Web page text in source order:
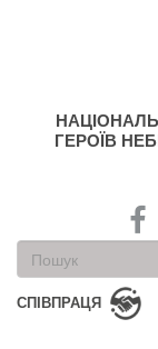
ГЕРОЇВ
Пошукова
форма
Пошук
СПІВПРАЦЯ